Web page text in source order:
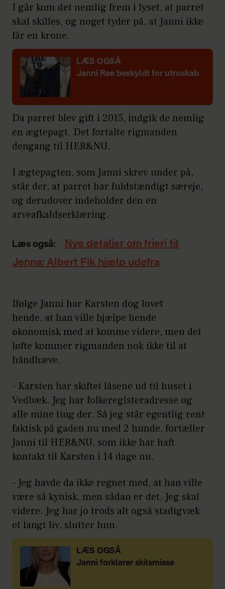
I går kom det nemlig frem i lyset, at parret
skal skilles, og noget tyder på, at Janni ikke
får en krone.
LÆS OGSÅ
Janni Ree beskyldt for utroskab
Da parret blev gift i 2015, indgik de nemlig
en ægtepagt. Det fortalte rigmanden
dengang til HER&NU.
I ægtepagten, som Janni skrev under på,
står der, at parret har fuldstændigt særeje,
og derudover indeholder den en
arveafkaldserklæring.
Læs også:
Nye detaljer om frieri til
Jenna: Albert Fik hjælp udefra
Ifølge Janni har Karsten dog lovet
hende, at han ville hjælpe hende
økonomisk med at komme videre, men det
løfte kommer rigmanden nok ikke til at
håndhæve.
- Karsten har skiftet låsene ud til huset i
Vedbæk. Jeg har folkeregisteradresse og
alle mine ting der. Så jeg står egentlig rent
faktisk på gaden nu med 2 hunde, fortæller
Janni til HER&NU, som ikke har haft
kontakt til Karsten i 14 dage nu.
- Jeg havde da ikke regnet med, at han ville
være så kynisk, men sådan er det. Jeg skal
videre. Jeg har jo trods alt også stadigvæk
et langt liv, slutter hun.
LÆS OGSÅ
Janni forklarer skilsmisse